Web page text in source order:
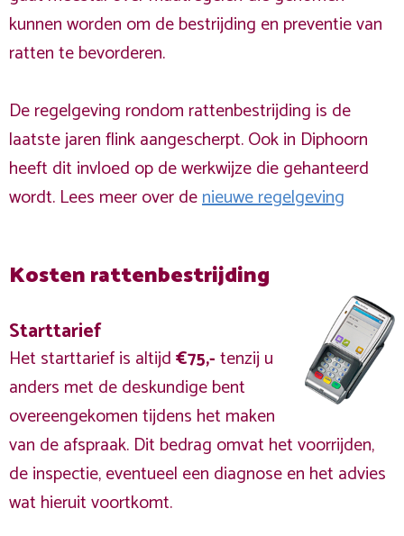
kunnen worden om de bestrijding en preventie van
ratten te bevorderen.
De regelgeving rondom rattenbestrijding is de
laatste jaren flink aangescherpt. Ook in Diphoorn
heeft dit invloed op de werkwijze die gehanteerd
wordt. Lees meer over denieuwe regelgeving
Kosten rattenbestrijding
Starttarief
Het starttarief is altijd€75,-tenzij u
anders met de deskundige bent
overeengekomen tijdens het maken
van de afspraak. Dit bedrag omvat het voorrijden,
de inspectie, eventueel een diagnose en het advies
wat hieruit voortkomt.